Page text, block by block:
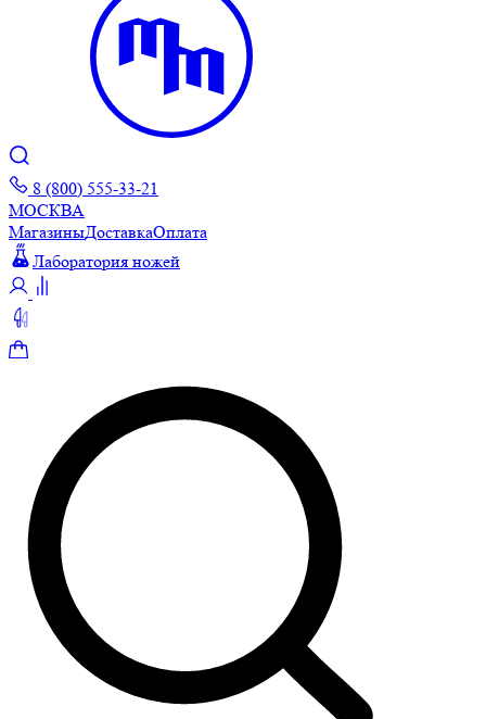
8 (800) 555-33-21
МОСКВА
МагазиныДоставкаОплата
Лаборатория ножей